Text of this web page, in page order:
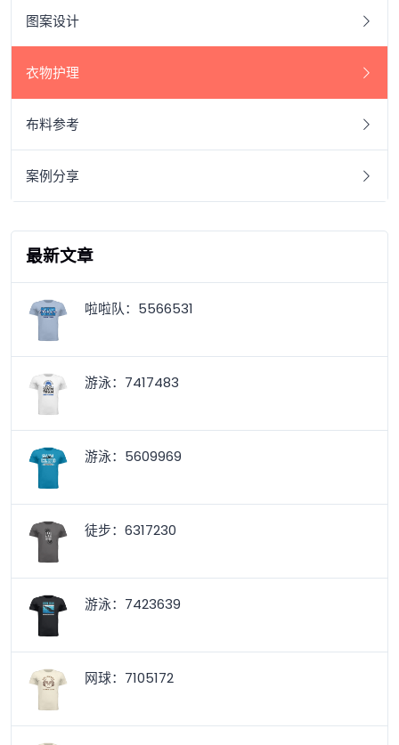
图案设计
衣物护理
布料参考
案例分享
最新文章
啦啦队：5566531
游泳：7417483
游泳：5609969
徒步：6317230
游泳：7423639
网球：7105172